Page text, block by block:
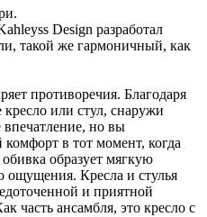
Design разработал
такой же гармоничный, как
противоречия. Благодаря
или стул, снаружи
впечатление, но вы
в тот момент, когда
образует мягкую
ощущения. Кресла и стулья
и приятной
часть ансамбля, это кресло с